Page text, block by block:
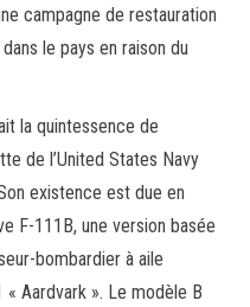
campagne de restauration
le pays en raison du
la quintessence de
de l’United States Navy
existence est due en
F-111B, une version basée
bombardier à aile
Aardvark ». Le modèle B